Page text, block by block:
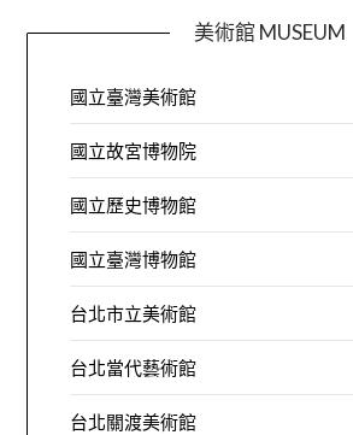
美術館 MUSEUM
國立臺灣美術館
國立故宮博物院
國立歷史博物館
國立臺灣博物館
台北市立美術館
台北當代藝術館
台北關渡美術館